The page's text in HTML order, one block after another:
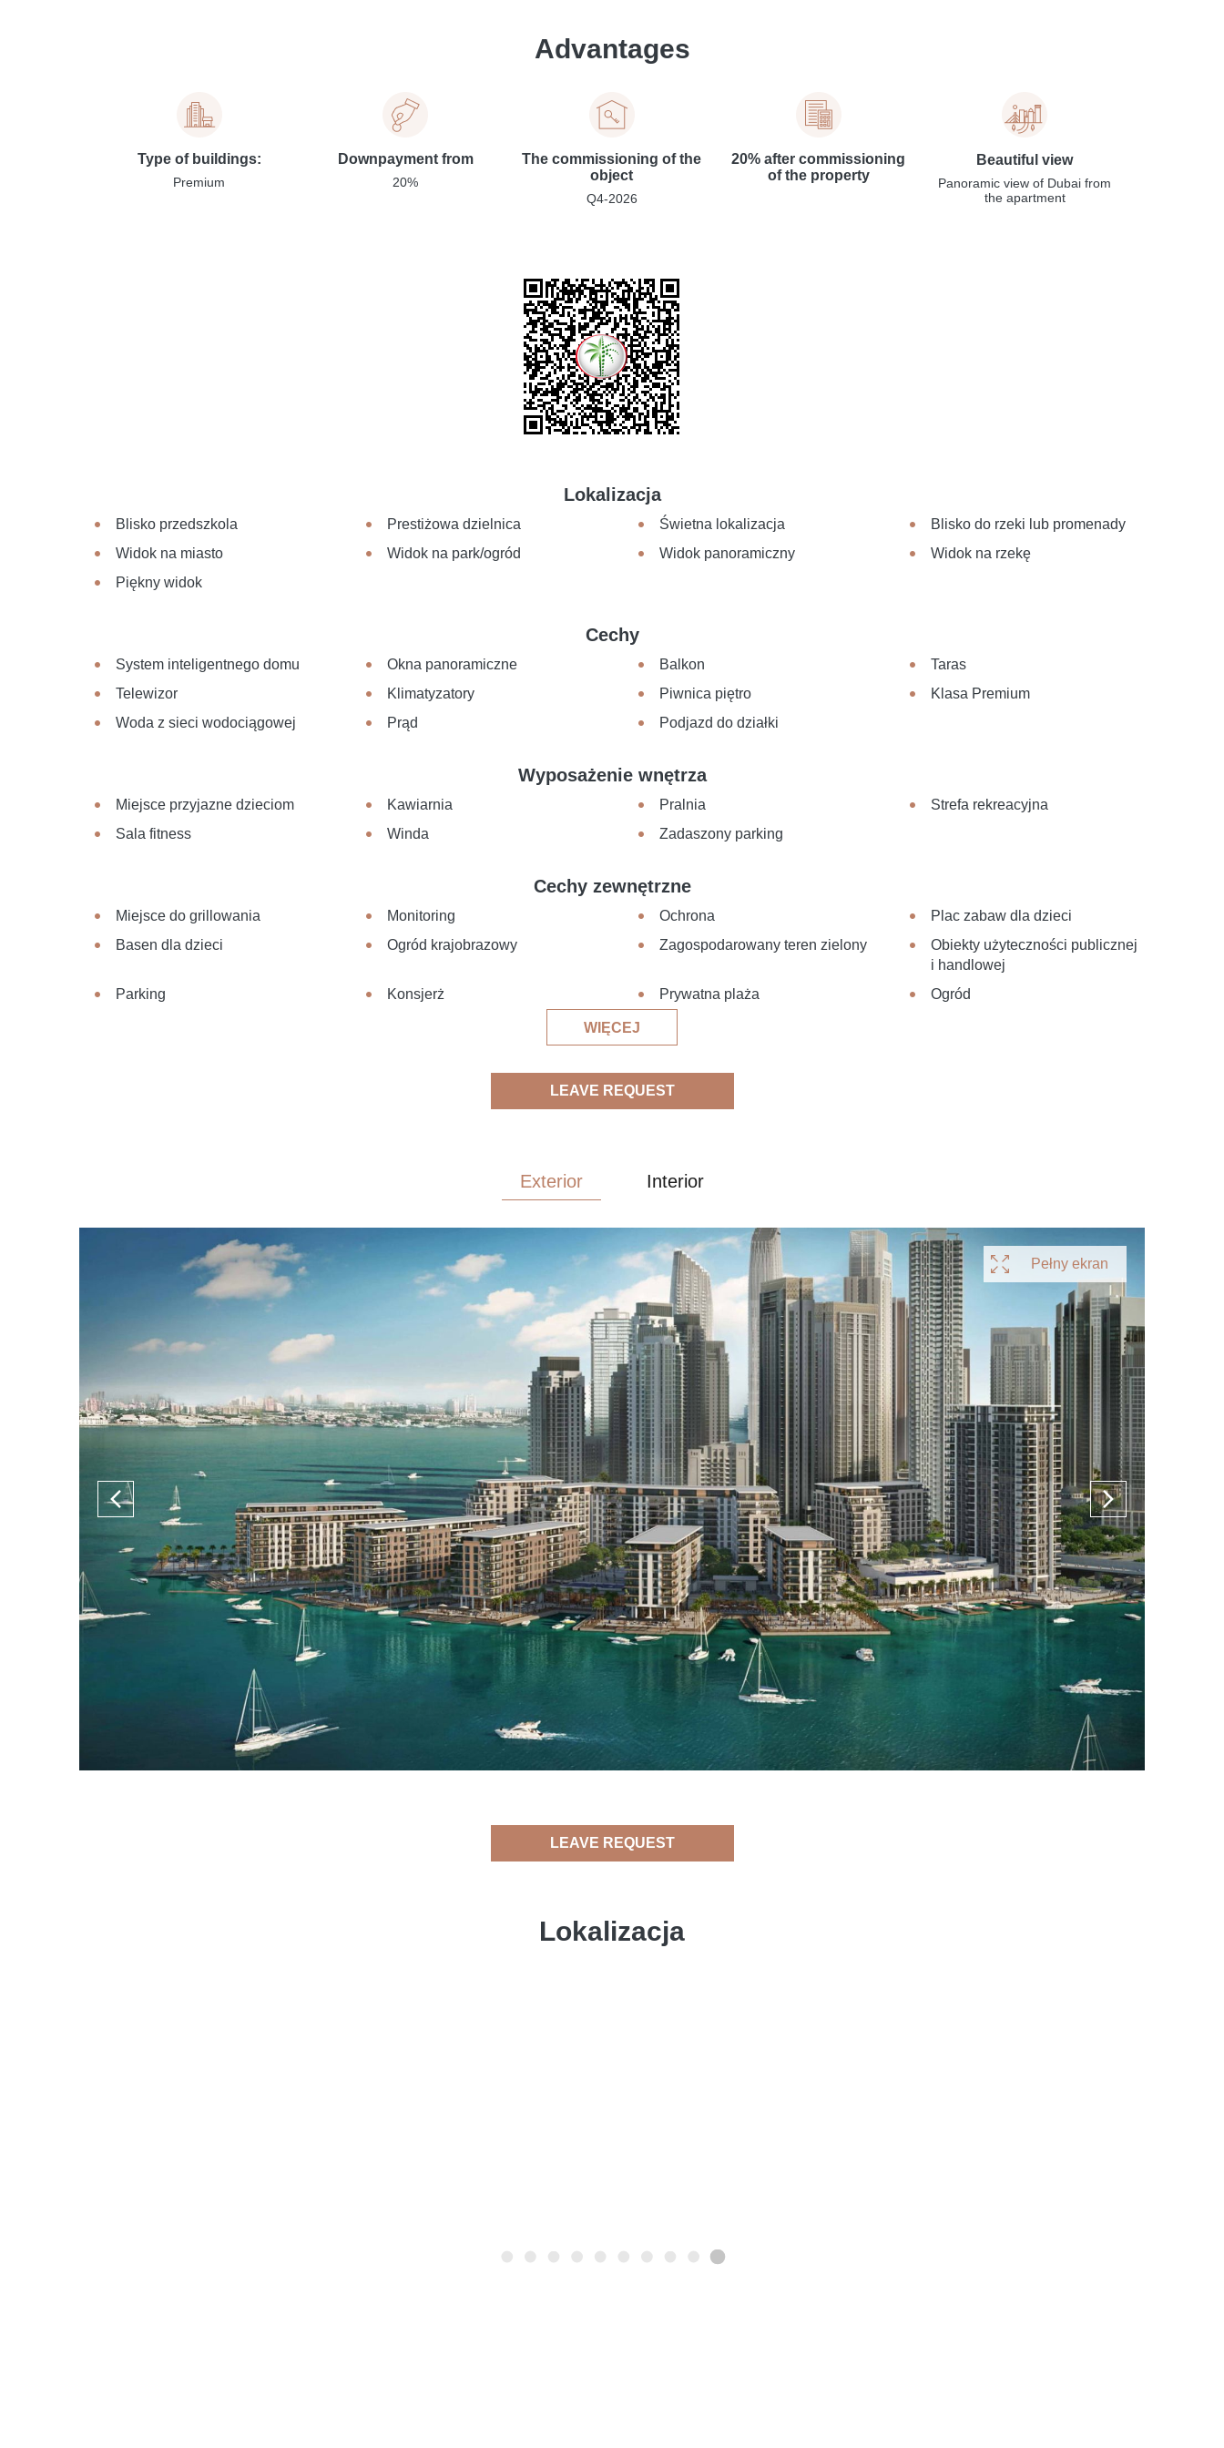
Advantages
Type of buildings:
Premium
Downpayment from
20%
The commissioning of the
object
Q4-2026
20% after commissioning
of the property
Beautiful view
Panoramic view of Dubai from
the apartment
Lokalizacja
Blisko przedszkola Prestiżowa dzielnica Świetna lokalizacja
Blisko do rzeki lub promenady
Widok na miasto
Widok na park/ogród Widok panoramiczny
Widok na rzekę
Piękny widok
Cechy
System inteligentnego domu Okna panoramiczne Balkon
Taras
Telewizor
Klimatyzatory Piwnica piętro
Klasa Premium
Woda z sieci wodociągowej
Prąd Podjazd do działki
Wyposażenie wnętrza
Miejsce przyjazne dzieciom Kawiarnia Pralnia
Strefa rekreacyjna
Sala fitness
Winda Zadaszony parking
Cechy zewnętrzne
Miejsce do grillowania Monitoring Ochrona
Plac zabaw dla dzieci
Basen dla dzieci
Ogród krajobrazowy Zagospodarowany teren zielony
Obiekty użyteczności publicznej
i handlowej
Parking
Konsjerż Prywatna plaża Ogród
WIĘCEJ
LEAVE REQUEST
Exterior Interior
Pełny ekran
LEAVE REQUEST
Lokalizacja